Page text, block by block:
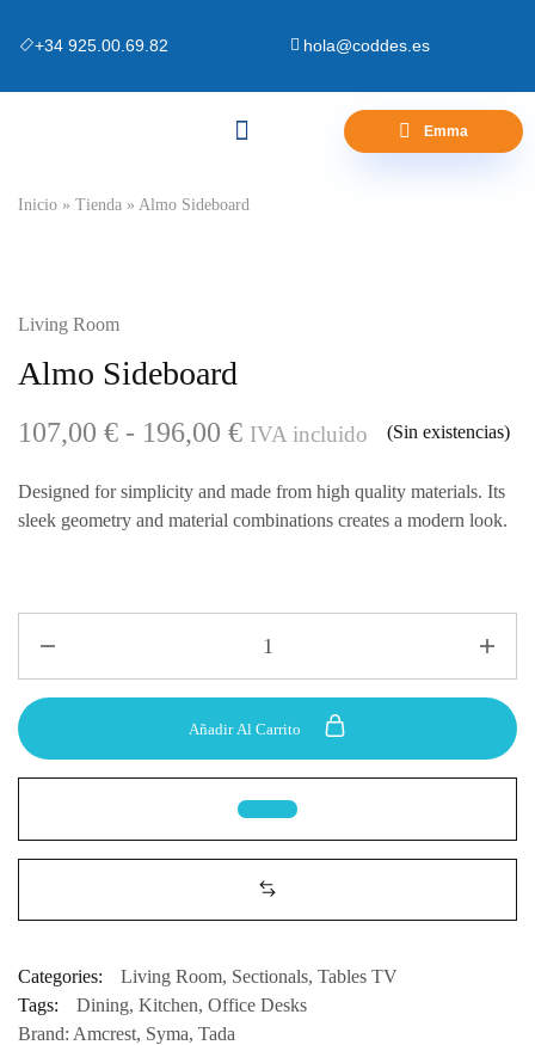
+34 925.00.69.82 hola@coddes.es
Emma
Inicio » Tienda » Almo Sideboard
Living Room
Almo Sideboard
107,00 € - 196,00 € IVA incluido (Sin existencias)
Designed for simplicity and made from high quality materials. Its
sleek geometry and material combinations creates a modern look.
Añadir Al Carrito
Categories: Living Room, Sectionals, Tables TV
Tags:
Dining, Kitchen, Office Desks
Brand: Amcrest, Syma, Tada